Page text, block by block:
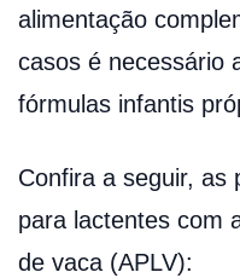
alimentação
casos é necessário
fórmulas infantis
Confira a seguir, as
para lactentes com
de vaca (APLV):